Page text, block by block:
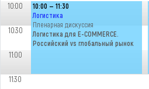
10:00
10:30
11:00
11:30
10:00 — 11:30
Логистика
Пленарная дискуссия
Логистика для E-COMMERCE.
Российский vs глобальный рынок